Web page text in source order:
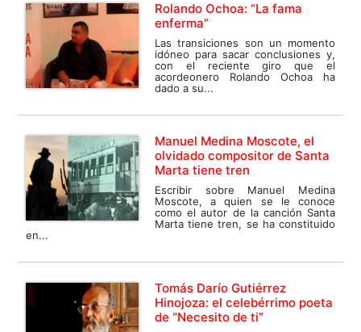
Rolando Ochoa: “La fama
enferma”
Las transiciones son un momento
idóneo para sacar conclusiones y,
con el reciente giro que el
acordeonero Rolando Ochoa ha
dado a su...
Manuel Medina Moscote, el
olvidado compositor de Santa
Marta tiene tren
Escribir sobre Manuel Medina
Moscote, a quien se le conoce
como el autor de la canción Santa
Marta tiene tren, se ha constituido
en...
Tomás Darío Gutiérrez
Hinojoza: el celebérrimo poeta
de “Necesito de ti”